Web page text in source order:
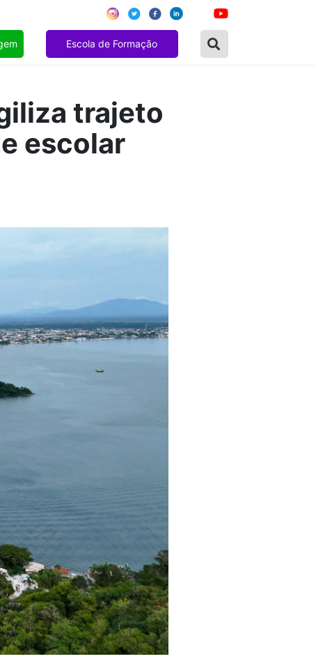
Escola de Formação
trajeto
escolar